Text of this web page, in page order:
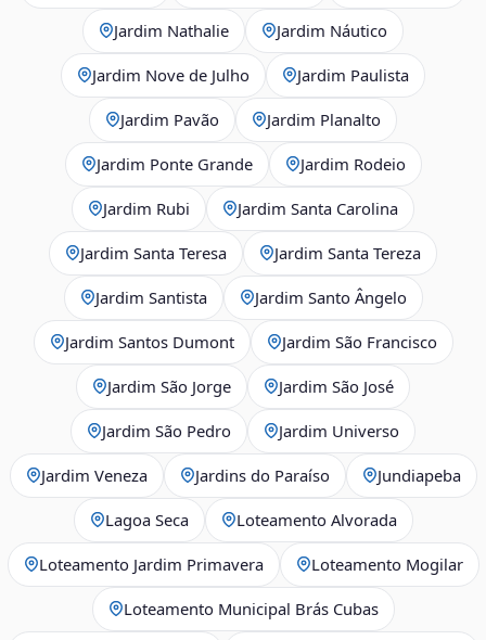
Jardim Nathalie Jardim Náutico
Jardim Nove de Julho Jardim Paulista
Jardim Pavão Jardim Planalto
Jardim Ponte Grande Jardim Rodeio
Jardim Rubi Jardim Santa Carolina
Jardim Santa Teresa Jardim Santa Tereza
Jardim Santista Jardim Santo Ângelo
Jardim Santos Dumont Jardim São Francisco
Jardim São Jorge Jardim São José
Jardim São Pedro Jardim Universo
Jardim Veneza Jardins do Paraíso Jundiapeba
Lagoa Seca Loteamento Alvorada
Loteamento Jardim Primavera Loteamento Mogilar
Loteamento Municipal Brás Cubas